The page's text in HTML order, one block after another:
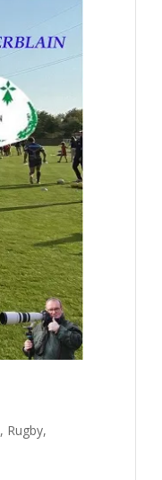
, Rugby,